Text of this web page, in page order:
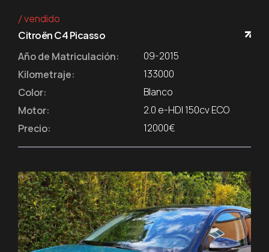
vendido
Citroën C4 Picasso
Año de Matriculación:
09-2015
Kilometraje:
133000
Color:
Blanco
Motor:
2.0 e-HDI 150cv ECO
Precio:
12000€